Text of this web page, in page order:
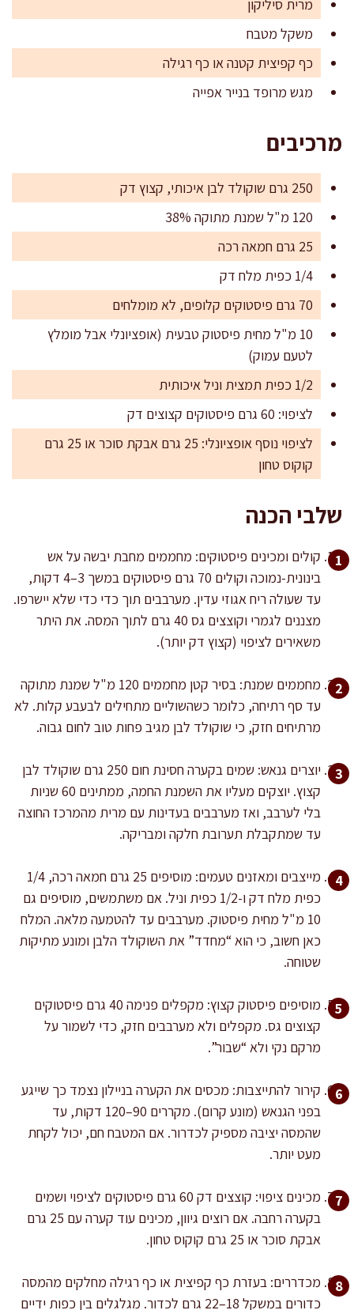
מרית סיליקון
משקל מטבח
כף קפיצית קטנה או כף רגילה
מגש מרופד בנייר אפייה
מרכיבים
250 גרם שוקולד לבן איכותי, קצוץ דק
120 מ"ל שמנת מתוקה 38%
25 גרם חמאה רכה
1/4 כפית מלח דק
70 גרם פיסטוקים קלופים, לא מומלחים
10 מ"ל מחית פיסטוק טבעית (אופציונלי אבל מומלץ
לטעם עמוק)
1/2 כפית תמצית וניל איכותית
לציפוי: 60 גרם פיסטוקים קצוצים דק
לציפוי נוסף אופציונלי: 25 גרם אבקת סוכר או 25 גרם
קוקוס טחון
שלבי הכנה
קולים ומכינים פיסטוקים: מחממים מחבת יבשה על אש
בינונית-נמוכה וקולים 70 גרם פיסטוקים במשך 3–4 דקות,
עד שעולה ריח אגוזי עדין. מערבבים תוך כדי כדי שלא יישרפו.
מצננים לגמרי וקוצצים גס 40 גרם לתוך המסה. את היתר
משאירים לציפוי (קצוץ דק יותר).
מחממים שמנת: בסיר קטן מחממים 120 מ"ל שמנת מתוקה
עד סף רתיחה, כלומר כשהשוליים מתחילים לבעבע קלות. לא
מרתיחים חזק, כי שוקולד לבן מגיב פחות טוב לחום גבוה.
יוצרים גנאש: שמים בקערה חסינת חום 250 גרם שוקולד לבן
קצוץ. יוצקים מעליו את השמנת החמה, ממתינים 60 שניות
בלי לערבב, ואז מערבבים בעדינות עם מרית מהמרכז החוצה
עד שמתקבלת תערובת חלקה ומבריקה.
מייצבים ומאזנים טעמים: מוסיפים 25 גרם חמאה רכה, 1/4
כפית מלח דק ו-1/2 כפית וניל. אם משתמשים, מוסיפים גם
10 מ"ל מחית פיסטוק. מערבבים עד להטמעה מלאה. המלח
כאן חשוב, כי הוא “מחדד” את השוקולד הלבן ומונע מתיקות
שטוחה.
מוסיפים פיסטוק קצוץ: מקפלים פנימה 40 גרם פיסטוקים
קצוצים גס. מקפלים ולא מערבבים חזק, כדי לשמור על
מרקם נקי ולא “שבור”.
קירור להתייצבות: מכסים את הקערה בניילון נצמד כך שייגע
בפני הגנאש (מונע קרום). מקררים 90–120 דקות, עד
שהמסה יציבה מספיק לכדרור. אם המטבח חם, יכול לקחת
מעט יותר.
מכינים ציפוי: קוצצים דק 60 גרם פיסטוקים לציפוי ושמים
בקערה רחבה. אם רוצים גיוון, מכינים עוד קערה עם 25 גרם
אבקת סוכר או 25 גרם קוקוס טחון.
מכדררים: בעזרת כף קפיצית או כף רגילה מחלקים מהמסה
כדורים במשקל 18–22 גרם לכדור. מגלגלים בין כפות ידיים